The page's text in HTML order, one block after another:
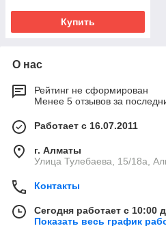
Купить
О нас
Рейтинг не сформирован
Менее 5 отзывов за
Работает с 16.07.2011
г. Алматы
Улица Тулебаева, 15/18а,
Контакты
Сегодня работает с 10:00
Показать весь график